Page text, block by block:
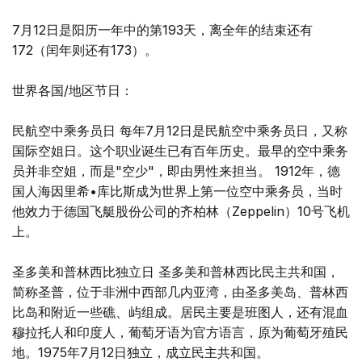
7月12日是阳历一年中的第193天，离全年的结束还有
172（闰年则还有173）。
世界各国/地区节日：
民航空中乘务员日 每年7月12日是民航空中乘务员日，又称
国际空姐日。这个职业诞生已有百年历史。最早的空中乘务
员并非空姐，而是"空少"，即由男性来担当。 1912年，德
国人海因里希•库比斯成为世界上第一位空中乘务员，当时
他效力于德国飞艇股份公司的齐柏林（Zeppelin）10号飞机
上。
圣多美和普林西比独立日 圣多美和普林西比民主共和国，
简称圣普，位于非洲中西部几内亚湾，由圣多美岛、普林西
比岛和附近一些礁、屿组成。居民主要是班图人，还有混血
穆拉托人和印度人，葡萄牙语为官方语言，原为葡萄牙殖民
地。1975年7月12日独立，成立民主共和国。